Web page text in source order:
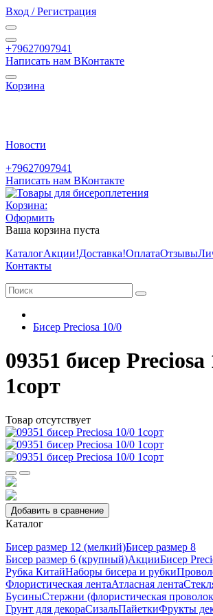
Вход / Регистрация
+79627097941
Написать нам ВКонтакте
Корзина
Новости
+79627097941
Написать нам ВКонтакте
Корзина:
Оформить
Ваша корзина пуста
КаталогАкции!Доставка!ОплатаОтзывы
Контакты
Бисер Preciosa 10/0
09351 бисер Preciosa
1сорт
Товар отсутствует
Добавить в сравнение
Каталог
Бисер размер 12 (мелкий)Бисер размер 8
Бисер размер 6 (крупный)АкцииБисер
Рубка КитайНаборы бисера и рубки
Флористическая лентаАтласная лента
БусиныСтержни (флористическая
Грунт для декораСизальПайеткиФрукты